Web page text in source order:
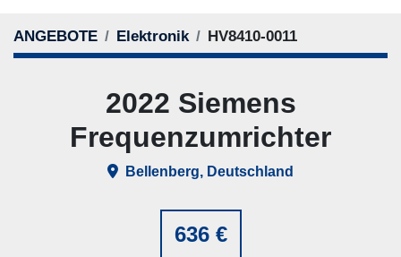
ANGEBOTE Elektronik HV8410-0011
636 €
2022 Siemens
Frequenzumrichter
Bellenberg, Deutschland